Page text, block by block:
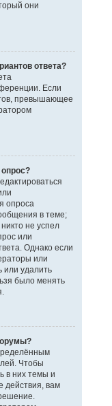
они
ответа?
Если
превышающее
опроса
в теме;
не успел
или
Однако если
или
или удалить
было менять
Чтобы
в них темы и
действия, вам